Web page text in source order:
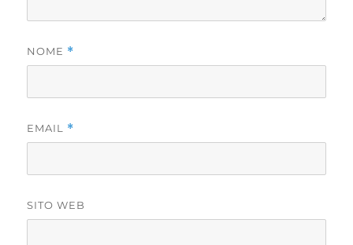
NOME *
EMAIL *
SITO WEB